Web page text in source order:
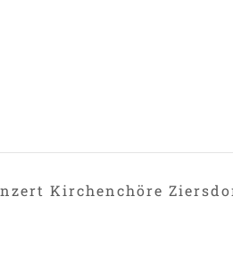
Kirchenchöre